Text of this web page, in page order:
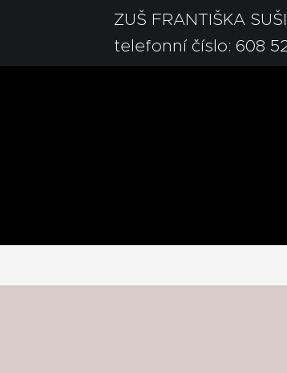
ZUŠ FRANTIŠKA
telefonní číslo: 608